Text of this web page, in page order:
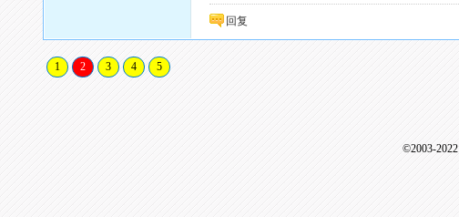
回复
1 2 3 4 5
©2003-2022